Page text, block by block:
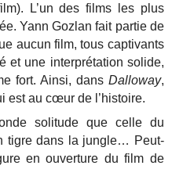
L’un des films les plus
Yann Gozlan fait partie de
aucun film, tous captivants
et une interprétation solide,
fort. Ainsi, dans Dalloway,
est au cœur de l’histoire.
solitude que celle du
tigre dans la jungle… Peut-
en ouverture du film de